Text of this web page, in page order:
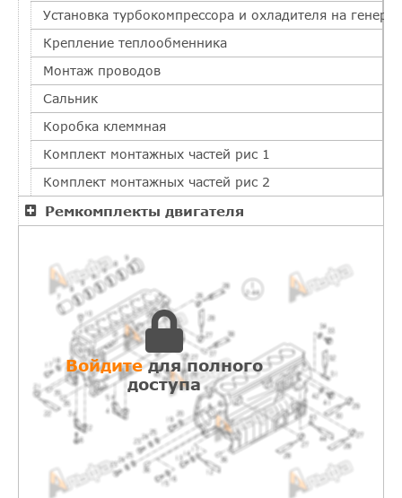
Установка турбокомпрессора и охладителя на
Крепление теплообменника
Монтаж проводов
Сальник
Коробка клеммная
Комплект монтажных частей рис 1
Комплект монтажных частей рис 2
Ремкомплекты двигателя
Войдитедля полного
доступа